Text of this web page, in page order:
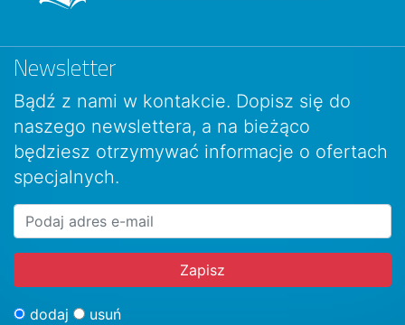
Newsletter
Bądź z nami w kontakcie. Dopisz się do
naszego newslettera, a na bieżąco
będziesz otrzymywać informacje o ofertach
specjalnych.
dodaj usuń